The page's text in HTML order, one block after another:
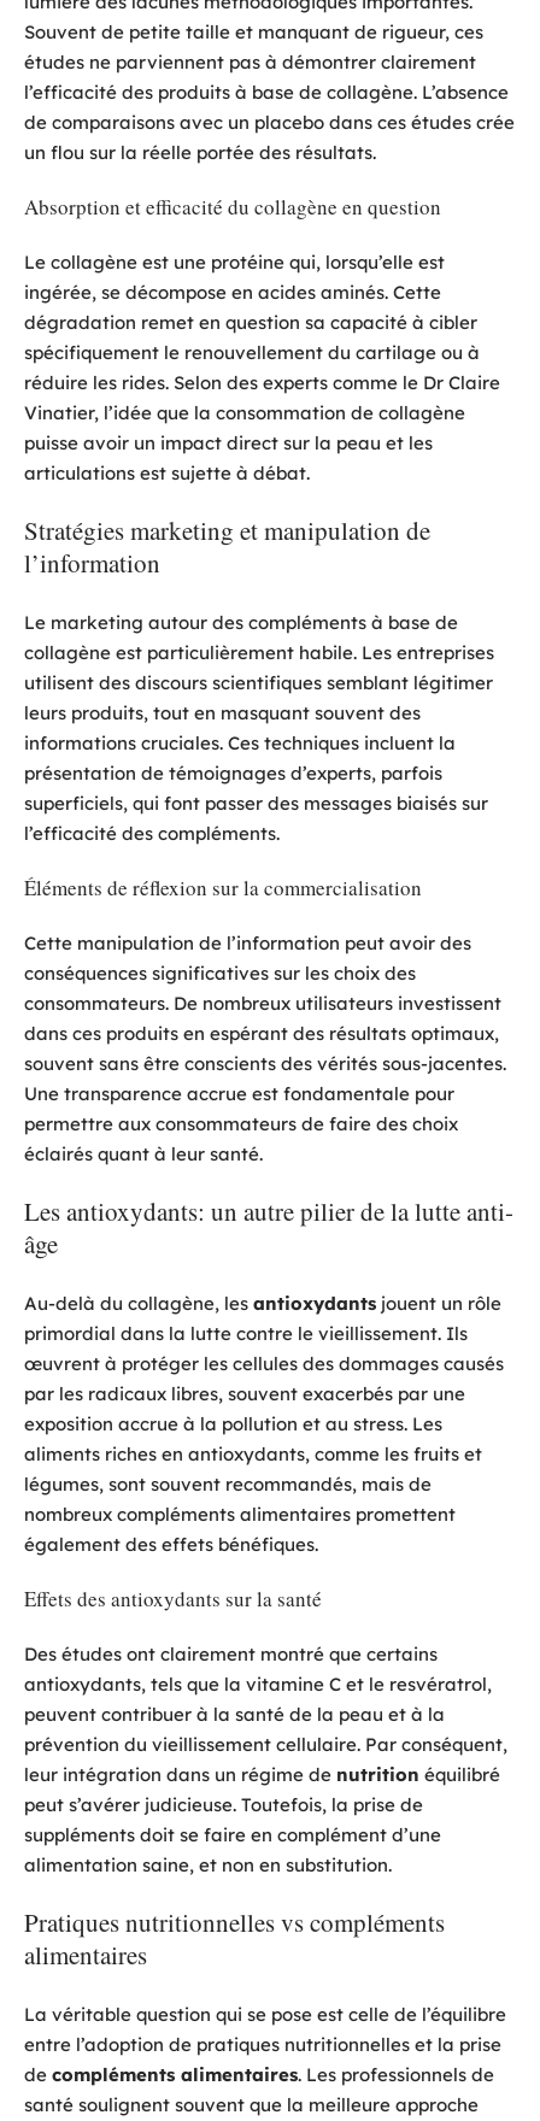
Souvent de petite taille et manquant de rigueur, ces
études ne parviennent pas à démontrer clairement
l’efficacité des produits à base de collagène. L’absence
de comparaisons avec un placebo dans ces études crée
un flou sur la réelle portée des résultats.
Absorption et efficacité du collagène en question
Le collagène est une protéine qui, lorsqu’elle est
ingérée, se décompose en acides aminés. Cette
dégradation remet en question sa capacité à cibler
spécifiquement le renouvellement du cartilage ou à
réduire les rides. Selon des experts comme le Dr Claire
Vinatier, l’idée que la consommation de collagène
puisse avoir un impact direct sur la peau et les
articulations est sujette à débat.
Stratégies marketing et manipulation de
l’information
Le marketing autour des compléments à base de
collagène est particulièrement habile. Les entreprises
utilisent des discours scientifiques semblant légitimer
leurs produits, tout en masquant souvent des
informations cruciales. Ces techniques incluent la
présentation de témoignages d’experts, parfois
superficiels, qui font passer des messages biaisés sur
l’efficacité des compléments.
Éléments de réflexion sur la commercialisation
Cette manipulation de l’information peut avoir des
conséquences significatives sur les choix des
consommateurs. De nombreux utilisateurs investissent
dans ces produits en espérant des résultats optimaux,
souvent sans être conscients des vérités sous-jacentes.
Une transparence accrue est fondamentale pour
permettre aux consommateurs de faire des choix
éclairés quant à leur santé.
Les antioxydants: un autre pilier de la lutte anti-
âge
Au-delà du collagène, les antioxydants jouent un rôle
primordial dans la lutte contre le vieillissement. Ils
œuvrent à protéger les cellules des dommages causés
par les radicaux libres, souvent exacerbés par une
exposition accrue à la pollution et au stress. Les
aliments riches en antioxydants, comme les fruits et
légumes, sont souvent recommandés, mais de
nombreux compléments alimentaires promettent
également des effets bénéfiques.
Effets des antioxydants sur la santé
Des études ont clairement montré que certains
antioxydants, tels que la vitamine C et le resvératrol,
peuvent contribuer à la santé de la peau et à la
prévention du vieillissement cellulaire. Par conséquent,
leur intégration dans un régime de nutrition équilibré
peut s’avérer judicieuse. Toutefois, la prise de
suppléments doit se faire en complément d’une
alimentation saine, et non en substitution.
Pratiques nutritionnelles vs compléments
alimentaires
La véritable question qui se pose est celle de l’équilibre
entre l’adoption de pratiques nutritionnelles et la prise
de compléments alimentaires. Les professionnels de
santé soulignent souvent que la meilleure approche